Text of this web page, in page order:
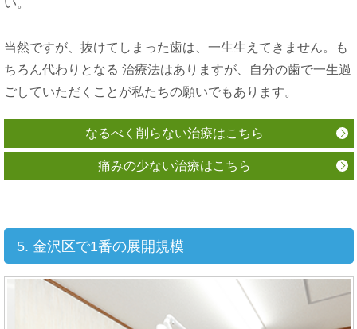
当然ですが、抜けてしまった歯は、一生生えてきません。も
ちろん代わりとなる 治療法はありますが、自分の歯で一生過
ごしていただくことが私たちの願いでもあります。
なるべく削らない治療はこちら
痛みの少ない治療はこちら
5. 金沢区で1番の展開規模